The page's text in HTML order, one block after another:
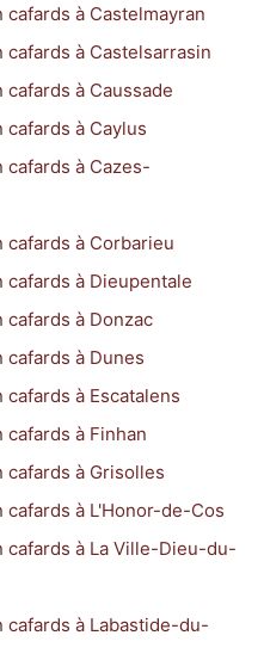
à Castelmayran
à Castelsarrasin
à Caussade
à Caylus
à Cazes-
à Corbarieu
à Dieupentale
à Donzac
à Dunes
à Escatalens
à Finhan
à Grisolles
à L'Honor-de-Cos
à La Ville-Dieu-du-
à Labastide-du-